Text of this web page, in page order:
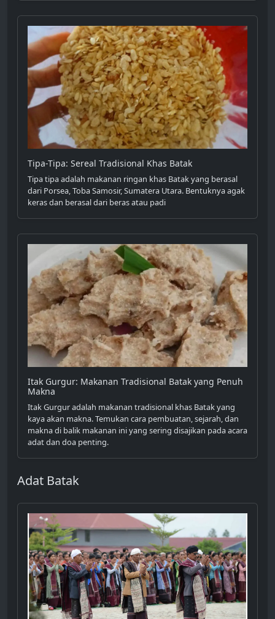
Tipa-Tipa: Sereal Tradisional Khas Batak
Tipa tipa adalah makanan ringan khas Batak yang berasal
dari Porsea, Toba Samosir, Sumatera Utara. Bentuknya agak
keras dan berasal dari beras atau padi
Itak Gurgur: Makanan Tradisional Batak yang Penuh
Makna
Itak Gurgur adalah makanan tradisional khas Batak yang
kaya akan makna. Temukan cara pembuatan, sejarah, dan
makna di balik makanan ini yang sering disajikan pada acara
adat dan doa penting.
Adat Batak